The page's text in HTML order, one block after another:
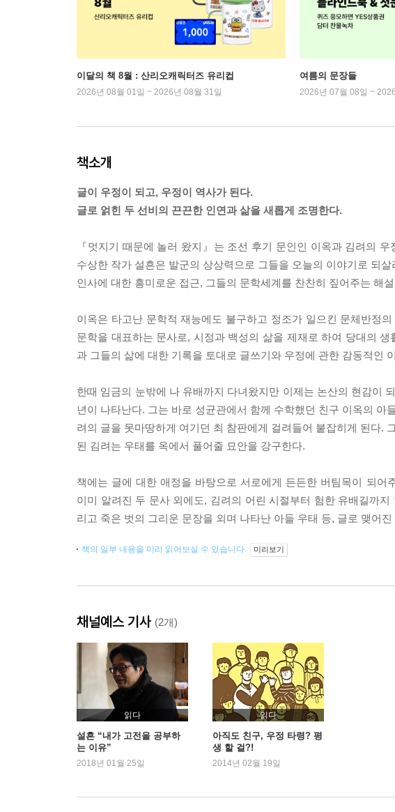
이달의 책 8월 : 산리오캐릭터즈 유리컵
2026년 08월 01일 ~ 2026년 08월 31일
여름의 문장들
2026년 07월 08일 ~
책소개
글이 우정이 되고, 우정이 역사가 된다.
글로 얽힌 두 선비의 끈끈한 인연과 삶을 새롭게 조명한다.
『멋지기 때문에 놀러 왔지』는 조선 후기 문인인 이옥과 김려의
수상한 작가 설흔은 발군의 상상력으로 그들을 오늘의 이야기로 되
인사에 대한 흥미로운 접근, 그들의 문학세계를 찬찬히 짚어주는 해
이옥은 타고난 문학적 재능에도 불구하고 정조가 일으킨 문체반정
문학을 대표하는 문사로, 시정과 백성의 삶을 제재로 하여 당대의
과 그들의 삶에 대한 기록을 토대로 글쓰기와 우정에 관한 감동적인
한때 임금의 눈밖에 나 유배까지 다녀왔지만 이제는 논산의 현감이
년이 나타난다. 그는 바로 성균관에서 함께 수학했던 친구 이옥의
려의 글을 못마땅하게 여기던 최 참판에게 걸려들어 붙잡히게 된다.
된 김려는 우태를 옥에서 풀어줄 묘안을 강구한다.
책에는 글에 대한 애정을 바탕으로 서로에게 든든한 버팀목이 되
이미 알려진 두 문사 외에도, 김려의 어린 시절부터 험한 유배길까
리고 죽은 벗의 그리운 문장을 외며 나타난 아들 우태 등, 글로 맺어
책의 일부 내용을 미리 읽어보실 수 있습니다. 미리보기
채널예스 기사 (2개)
읽다
설흔 “내가 고전을 공부하
는 이유”
2018년 01월 25일
읽다
아직도 친구, 우정 타령? 평
생 할 걸?!
2014년 02월 19일